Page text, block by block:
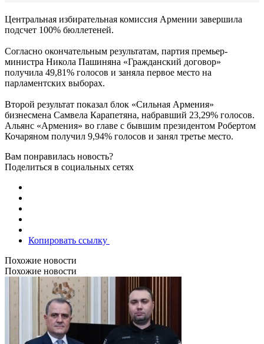
Центральная избирательная комиссия Армении завершила
подсчет 100% бюллетеней.
Согласно окончательным результатам, партия премьер-
министра Никола Пашиняна «Гражданский договор»
получила 49,81% голосов и заняла первое место на
парламентских выборах.
Второй результат показал блок «Сильная Армения»
бизнесмена Самвела Карапетяна, набравший 23,29% голосов.
Альянс «Армения» во главе с бывшим президентом Робертом
Кочаряном получил 9,94% голосов и занял третье место.
Вам понравилась новость?
Поделиться в социальных сетях
Копировать ссылку
Похожие новости
Похожие новости